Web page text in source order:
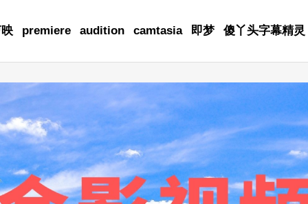
premiere audition camtasia 即梦 傻丫头字幕精灵